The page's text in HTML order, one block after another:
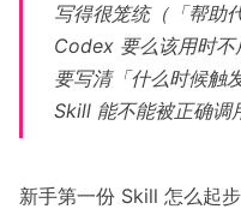
写得很笼统（「帮助
Codex 要么该用时不
要写清「什么时候触
Skill 能不能被正确调
新手第一份 Skill 怎么起